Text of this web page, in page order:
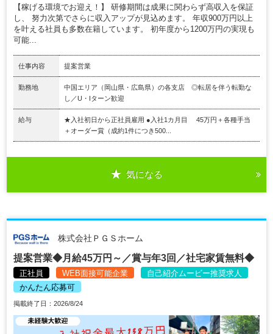
【稼げる環境でお迎え！】 研修期間は成果に関わらず高収入を保証
し、 努力次第でさらに収入アップが見込めます。 年収900万円以上
を叶える社員も多数在籍しています。 初年度から1200万円の実現も
可能...
仕事内容 提案営業
勤務地
中国エリア（岡山県・広島県）の各支店 ◎転居を伴う転勤な
し／U・Iターン歓迎
給与
★入社初日から正社員雇用 ●入社1カ月目 45万円＋各種手当
＋オーダー賞（成約1件につき500...
気になる
株式会社ＰＧＳホーム
提案営業◆月給45万円～／賞与年3回／社宅家賃無料◆
正社員 WEB面接可能企業
自己紹介ムービー推奨求人
かんたん応募可
掲載終了日：2026/8/24